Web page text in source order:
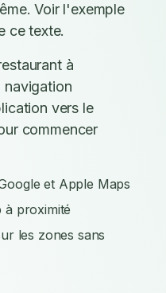
Voir l'exemple
ce texte.
à
navigation
vers le
commencer
et Apple Maps
à proximité
les zones sans